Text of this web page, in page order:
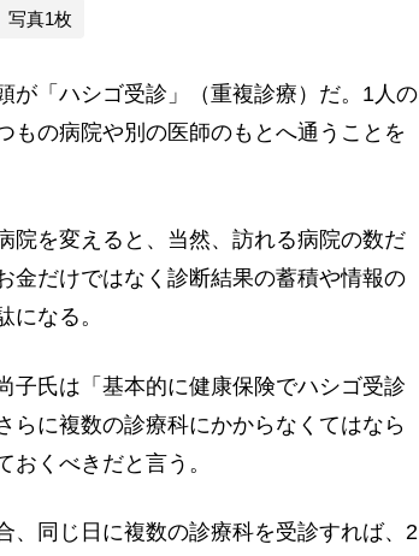
写真1枚
「ハシゴ受診」（重複診療）だ。1人の
もの病院や別の医師のもとへ通うことを
を変えると、当然、訪れる病院の数だ
金だけではなく診断結果の蓄積や情報の
になる。
氏は「基本的に健康保険でハシゴ受診
らに複数の診療科にかからなくてはなら
くべきだと言う。
、同じ日に複数の診療科を受診すれば、2